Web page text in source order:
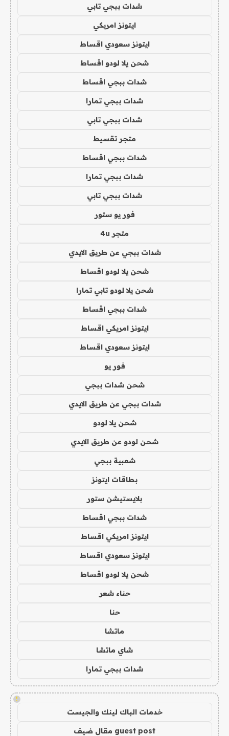
شدات ببجي تابي
ايتونز امريكي
ايتونز سعودي اقساط
شحن يلا لودو اقساط
شدات ببجي اقساط
شدات ببجي تمارا
شدات ببجي تابي
متجر تقسيط
شدات ببجي اقساط
شدات ببجي تمارا
شدات ببجي تابي
فور يو ستور
متجر 4u
شدات ببجي عن طريق الايدي
شحن يلا لودو اقساط
شحن يلا لودو تابي تمارا
شدات ببجي اقساط
ايتونز امريكي اقساط
ايتونز سعودي اقساط
فور يو
شحن شدات ببجي
شدات ببجي عن طريق الايدي
شحن يلا لودو
شحن لودو عن طريق الايدي
شعبية ببجي
بطاقات ايتونز
بلايستيشن ستور
شدات ببجي اقساط
ايتونز امريكي اقساط
ايتونز سعودي اقساط
شحن يلا لودو اقساط
حناء شعر
حنا
ماتشا
شاي ماتشا
شدات ببجي تمارا
!
خدمات الباك لينك والجيست
guest post مقال ضيف